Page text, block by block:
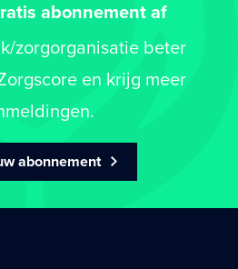
abonnement af
zorgorganisatie beter
en krijg meer
abonnement